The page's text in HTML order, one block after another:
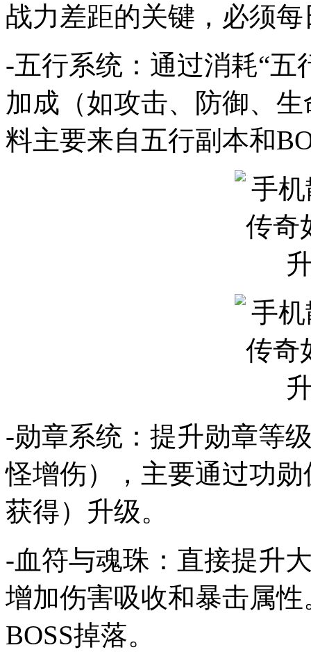
战力差距的关键，必须
-五行系统：通过消耗“五
加成（如攻击、防御、
料主要来自五行副本和
-勋章系统：提升勋章等
怪增伤），主要通过功
获得）升级。
-血符与魂珠：直接提升
增加伤害吸收和暴击属
BOSS掉落。